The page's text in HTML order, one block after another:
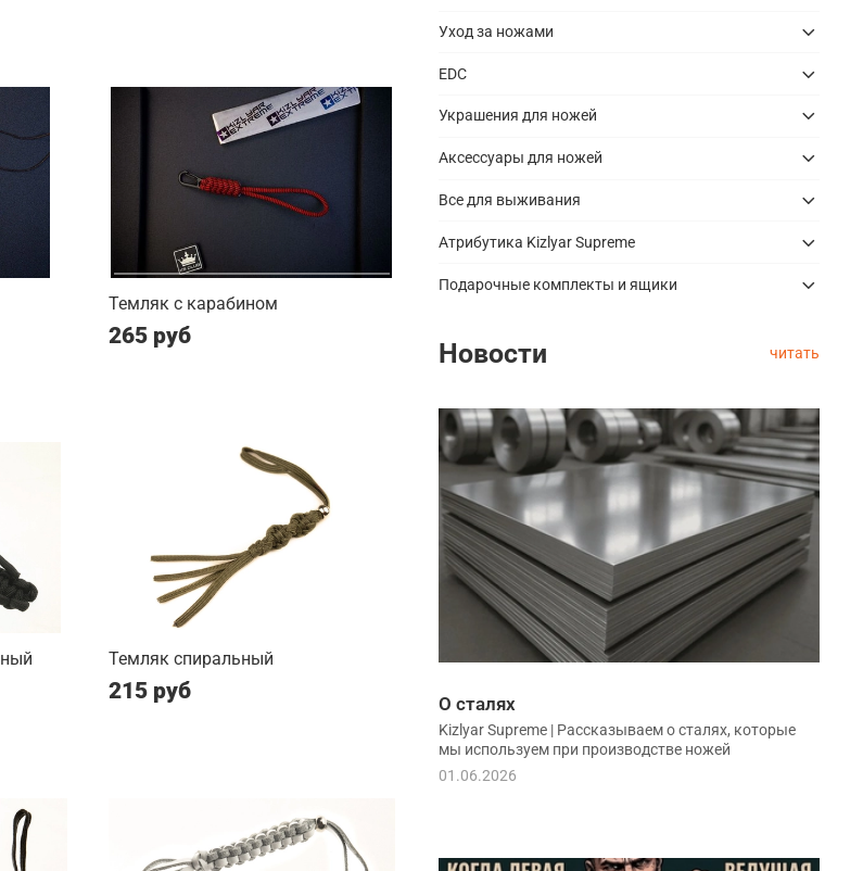
Темляк с карабином
265 руб
Темляк спиральный
215 руб
Уход за ножами
EDC
Украшения для ножей
Аксессуары для ножей
Все для выживания
Атрибутика Kizlyar Supreme
Подарочные комплекты и ящики
Новости читать
О сталях
Kizlyar Supreme | Рассказываем о сталях, которые
мы используем при производстве ножей
01.06.2026